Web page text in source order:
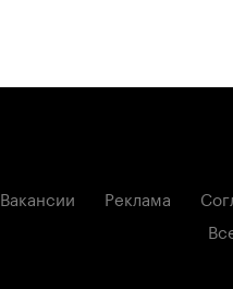
Вакансии Реклама